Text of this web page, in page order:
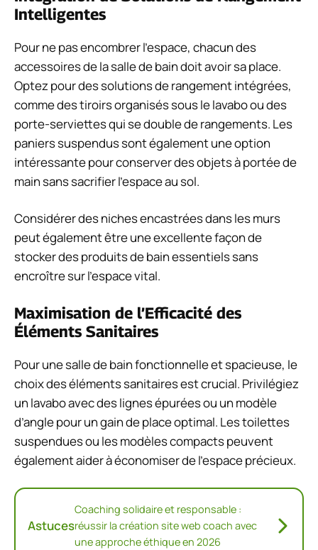
Intelligentes
Pour ne pas encombrer l’espace, chacun des
accessoires de la salle de bain doit avoir sa place.
Optez pour des solutions de rangement intégrées,
comme des tiroirs organisés sous le lavabo ou des
porte-serviettes qui se double de rangements. Les
paniers suspendus sont également une option
intéressante pour conserver des objets à portée de
main sans sacrifier l’espace au sol.
Considérer des niches encastrées dans les murs
peut également être une excellente façon de
stocker des produits de bain essentiels sans
encroître sur l’espace vital.
Maximisation de l’Efficacité des
Éléments Sanitaires
Pour une salle de bain fonctionnelle et spacieuse, le
choix des éléments sanitaires est crucial. Privilégiez
un lavabo avec des lignes épurées ou un modèle
d’angle pour un gain de place optimal. Les toilettes
suspendues ou les modèles compacts peuvent
également aider à économiser de l’espace précieux.
Astuces
Coaching solidaire et responsable :
réussir la création site web coach avec
une approche éthique en 2026